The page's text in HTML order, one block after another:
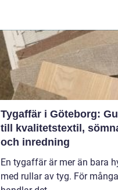
Tygaffär i Göteborg:
till kvalitetstextil,
och inredning
En tygaffär är mer än bara
med rullar av tyg. För många